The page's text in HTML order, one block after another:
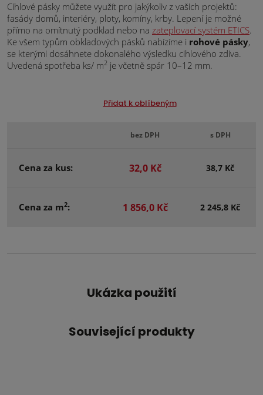
Cihlové pásky můžete využít pro jakýkoliv z vašich projektů:
fasády domů, interiéry, ploty, komíny, krby. Lepení je možné
přímo na omítnutý podklad nebo na zateplovací systém ETICS.
Ke všem typům obkladových pásků nabízíme i rohové pásky,
se kterými dosáhnete dokonalého výsledku cihlového zdiva.
Uvedená spotřeba ks/ m2 je včetně spár 10–12 mm.
Přidat k oblíbeným
bez DPH s DPH
Cena za kus: 32,0 Kč 38,7 Kč
Cena za m2: 1 856,0 Kč 2 245,8 Kč
Ukázka použití
Související produkty